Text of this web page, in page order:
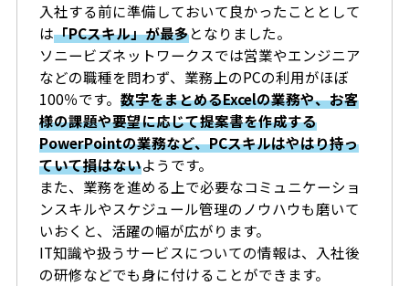
入社する前に準備しておいて良かったこととして
は「PCスキル」が最多となりました。
ソニービズネットワークスでは営業やエンジニア
などの職種を問わず、業務上のPCの利用がほぼ
100％です。 数字をまとめるExcelの業務や、お客
様の課題や要望に応じて提案書を作成する
PowerPointの業務など、PCスキルはやはり持っ
ていて損はないようです。
また、業務を進める上で必要なコミュニケーショ
ンスキルやスケジュール管理のノウハウも磨いて
いおくと、活躍の幅が広がります。
IT知識や扱うサービスについての情報は、入社後
の研修などでも身に付けることができます。